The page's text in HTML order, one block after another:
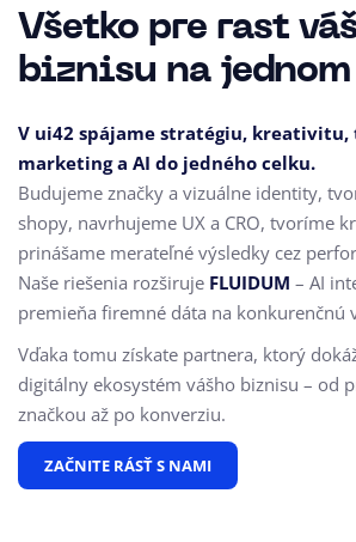
Všetko pre rast
biznisu na
V ui42 spájame stratégiu, kreativitu,
marketing a AI do jedného celku.
Budujeme značky a vizuálne identity,
shopy, navrhujeme UX a CRO, tvoríme
prinášame merateľné výsledky cez
Naše riešenia rozširuje FLUIDUM – AI
premieňa firemné dáta na konkurenčnú
Vďaka tomu získate partnera, ktorý
digitálny ekosystém vášho biznisu – od
značkou až po konverziu.
ZAČNITE RÁSŤ S NAMI